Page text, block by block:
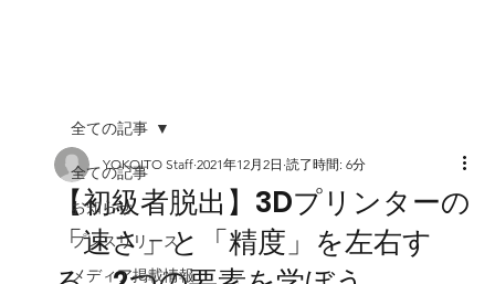
全ての記事
お知らせ
プレスリリース
メディア掲載情報
全ての記事
【初級者脱出】3Dプリンターの
「速さ」と「精度」を左右す
YOKOITO Staff 2021年12月2日 読了時間: 6分